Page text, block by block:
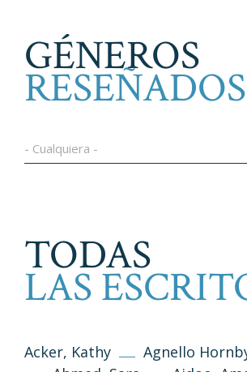
GÉNEROS
RESEÑADOS
- Cualquiera -
TODAS
LAS
Acker, Kathy
Agnello